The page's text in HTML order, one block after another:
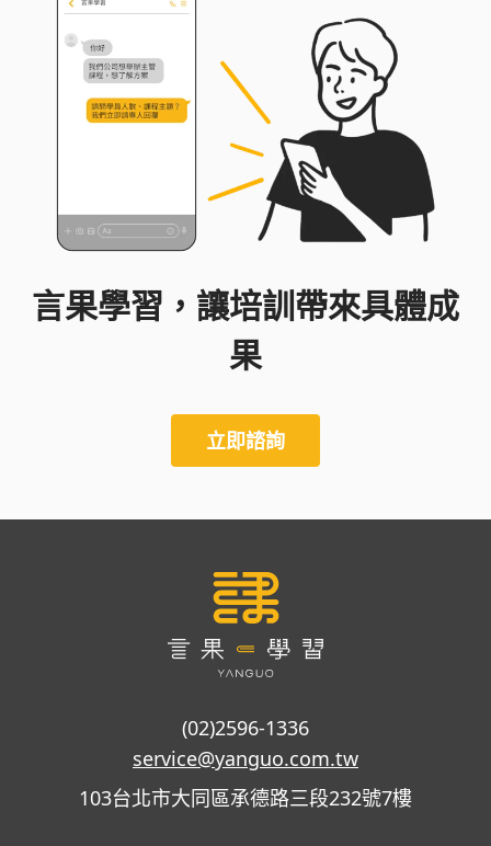
中國教育電視台國視講堂主講企業管理課程的台灣
講師。
言果學習，讓培訓帶來具體成
果
立即諮詢
(02)2596-1336
service@yanguo.com.tw
103台北市大同區承德路三段232號7樓